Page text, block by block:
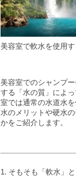
美容室で軟水を使用
美容室でのシャンプ
する「水の質」によ
室では通常の水道水
水のメリットや硬水
かをご紹介します。
1. そもそも「軟水」